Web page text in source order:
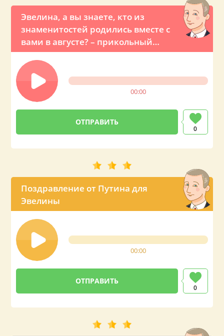
Эвелина, а вы знаете, кто из
знаменитостей родились вместе с
вами в августе? – прикольный
звонок с именным поздравлением
от Владимира Владимировича
00:00
0
Поздравление от Путина для
Эвелины
00:00
0